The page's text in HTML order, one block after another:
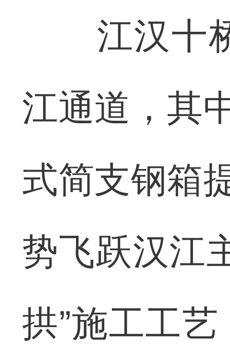
江汉十桥
江通道，其
式简支钢箱
势飞跃汉江
拱”施工工